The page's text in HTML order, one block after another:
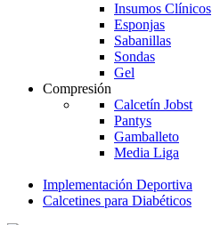
Insumos Clínicos
Esponjas
Sabanillas
Sondas
Gel
Compresión
Calcetín Jobst
Pantys
Gamballeto
Media Liga
Implementación Deportiva
Calcetines para Diabéticos